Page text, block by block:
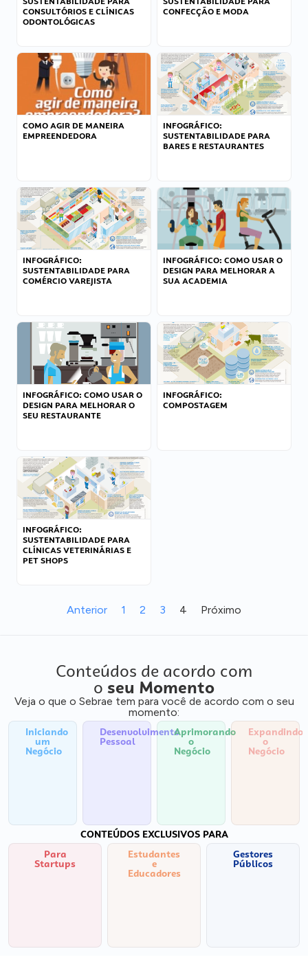
CONSULTÓRIOS E CLÍNICAS
ODONTOLÓGICAS
CONFECÇÃO E MODA
COMO AGIR DE MANEIRA
EMPREENDEDORA
INFOGRÁFICO:
SUSTENTABILIDADE PARA
BARES E RESTAURANTES
INFOGRÁFICO:
SUSTENTABILIDADE PARA
COMÉRCIO VAREJISTA
INFOGRÁFICO: COMO USAR O
DESIGN PARA MELHORAR A
SUA ACADEMIA
INFOGRÁFICO: COMO USAR O
DESIGN PARA MELHORAR O
SEU RESTAURANTE
INFOGRÁFICO:
COMPOSTAGEM
INFOGRÁFICO:
SUSTENTABILIDADE PARA
CLÍNICAS VETERINÁRIAS E
PET SHOPS
Anterior 1 2 3 4 Próximo
Conteúdos de acordo com
o seu Momento
Veja o que o Sebrae tem para você de acordo com o seu
momento:
Iniciando
um
Negócio
Desenvolvimento
Pessoal
Aprimorando
o
Negócio
Expandindo
o
Negócio
CONTEÚDOS EXCLUSIVOS PARA
Para
Startups
Estudantes
e
Educadores
Gestores
Públicos